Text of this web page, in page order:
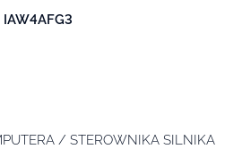
IAW4AFG3
/ STEROWNIKA SILNIKA